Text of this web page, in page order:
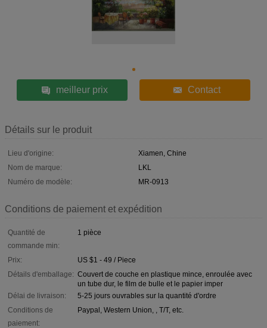
meilleur prix Contact
Détails sur le produit
Lieu d'origine:
Xiamen, Chine
Nom de marque:
LKL
Numéro de modèle:
MR-0913
Conditions de paiement et expédition
Quantité de
commande min:
1 pièce
Prix:
US $1 - 49 / Piece
Détails d'emballage: Couvert de couche en plastique mince, enroulée avec
un tube dur, le film de bulle et le papier imper
Délai de livraison:
5-25 jours ouvrables sur la quantité d'ordre
Conditions de
paiement:
Paypal, Western Union, , T/T, etc.